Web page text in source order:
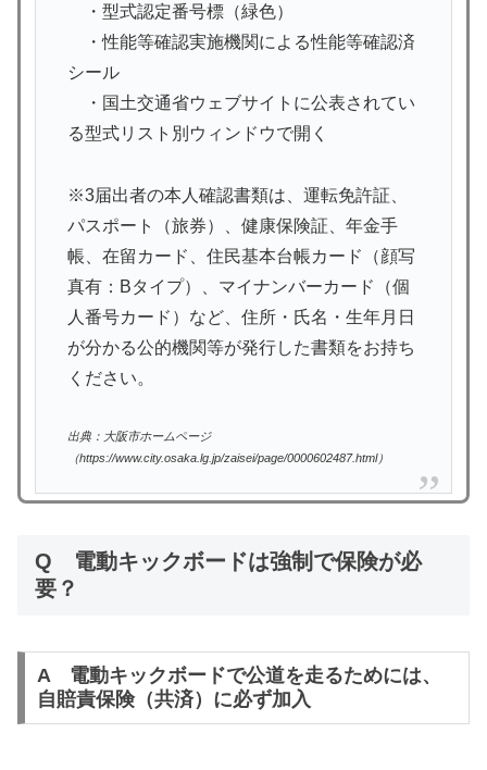
・型式認定番号標（緑色）
・性能等確認実施機関による性能等確認済
シール
・国土交通省ウェブサイトに公表されてい
る型式リスト別ウィンドウで開く
※3届出者の本人確認書類は、運転免許証、
パスポート（旅券）、健康保険証、年金手
帳、在留カード、住民基本台帳カード（顔写
真有：Bタイプ）、マイナンバーカード（個
人番号カード）など、住所・氏名・生年月日
が分かる公的機関等が発行した書類をお持ち
ください。
出典：大阪市ホームページ
（https://www.city.osaka.lg.jp/zaisei/page/0000602487.html）
Q 電動キックボードは強制で保険が必
要？
A 電動キックボードで公道を走るためには、
自賠責保険（共済）に必ず加入